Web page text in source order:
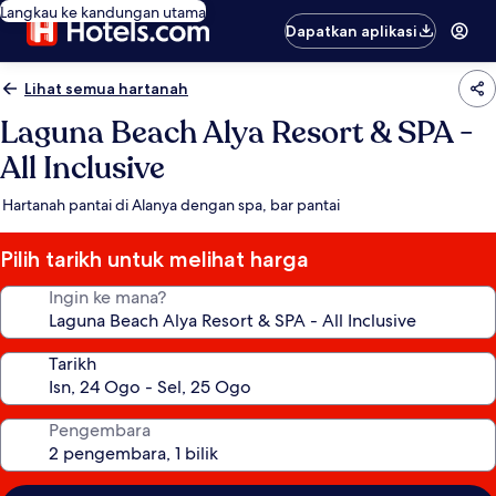
Langkau ke kandungan utama
Dapatkan aplikasi
Lihat semua hartanah
Laguna Beach Alya Resort & SPA -
All Inclusive
Hartanah pantai di Alanya dengan spa, bar pantai
Pilih tarikh untuk melihat harga
Ingin ke mana?
Tarikh
Pengembara